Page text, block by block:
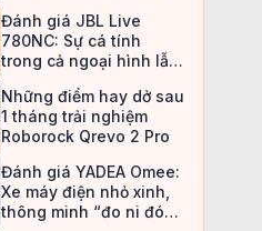
an toàn
Đánh giá JBL Live
780NC: Sự cá tính
trong cả ngoại hình lẫn
Những điểm hay dở sau
1 tháng trải nghiệm
Roborock Qrevo 2 Pro
Đánh giá YADEA Omee:
Xe máy điện nhỏ xinh,
thông minh “đo ni đóng